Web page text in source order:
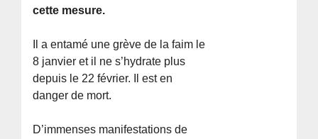
cette mesure.
Il a entamé une grève de la faim le
8 janvier et il ne s’hydrate plus
depuis le 22 février. Il est en
danger de mort.
D’immenses manifestations de